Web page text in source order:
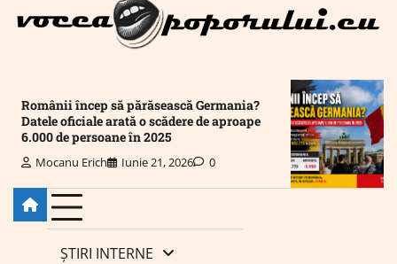
Românii încep să părăsească Germania?
Datele oficiale arată o scădere de aproape
6.000 de persoane în 2025
Mocanu Erich Iunie 21, 2026 0
ȘTIRI INTERNE